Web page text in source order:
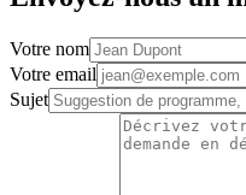
Votre nom
Votre email
Sujet